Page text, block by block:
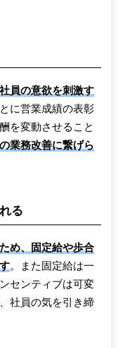
員の意欲を刺激す
に営業成績の表彰
を変動させること
業務改善に繋げら
る
め、固定給や歩合
。また固定給は一
センティブは可変
社員の気を引き締